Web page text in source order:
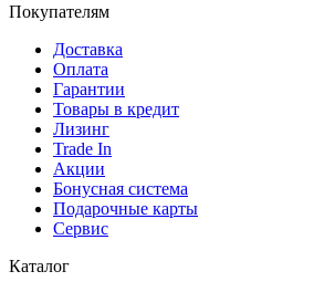
Покупателям
Доставка
Оплата
Гарантии
Товары в кредит
Лизинг
Trade In
Акции
Бонусная система
Подарочные карты
Сервис
Каталог